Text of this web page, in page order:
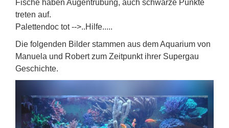
Fische haben Augentrübung, auch schwarze Punkte
treten auf.
Palettendoc tot -->..Hilfe.....
Die folgenden Bilder stammen aus dem Aquarium von
Manuela und Robert zum Zeitpunkt ihrer Supergau
Geschichte.